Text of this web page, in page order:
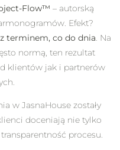
Flow™ – autorską
Efekt?
terminem, co do dnia. Na
normą, ten rezultat
klientów jak i partnerów
w JasnaHouse zostały
doceniają nie tylko
procesu.